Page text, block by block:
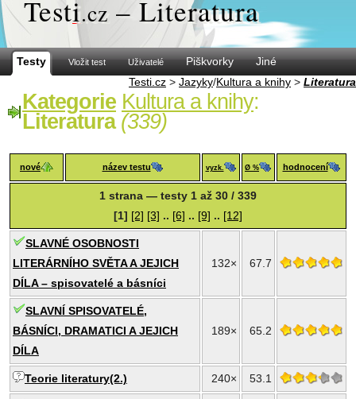
Testi.cz – Literatura
Testy Vložit test Uživatelé Piškvorky
Jiné
Testi.cz > Jazyky/Kultura a knihy > Literatura
Kategorie Kultura a knihy:
Literatura (339)
nové název testu vyzk. Ø % hodnocení
1 strana — testy 1 až 30 / 339
[1] [2] [3] .. [6] .. [9] .. [12]
SLAVNÉ OSOBNOSTI
LITERÁRNÍHO SVĚTA A JEJICH
DÍLA – spisovatelé a básníci
132× 67.7
SLAVNÍ SPISOVATELÉ,
BÁSNÍCI, DRAMATICI A JEJICH
DÍLA
189× 65.2
Teorie literatury(2.) 240× 53.1